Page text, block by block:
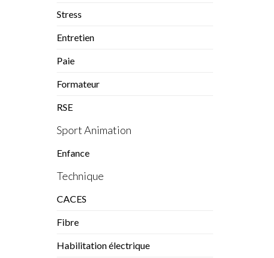
Stress
Entretien
Paie
Formateur
RSE
Sport Animation
Enfance
Technique
CACES
Fibre
Habilitation électrique